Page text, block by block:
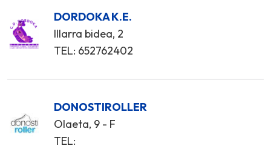
DORDOKA K.E.
Illarra bidea, 2
TEL: 652762402
DONOSTIROLLER
Olaeta, 9 - F
TEL: